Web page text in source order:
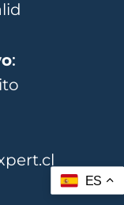
:
ES